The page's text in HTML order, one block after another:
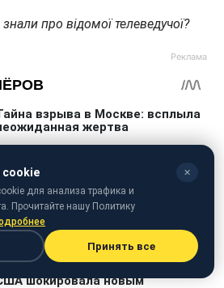
про відомої телеведучої?
cookie ✕
для анализа трафика и
Прочитайте нашу Политику
Принять все